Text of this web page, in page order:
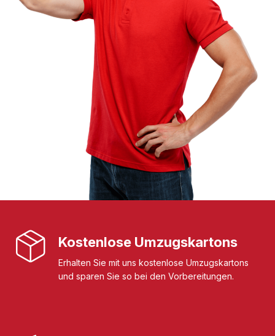
Kostenlose Umzugskartons
Erhalten Sie mit uns kostenlose Umzugskartons
und sparen Sie so bei den Vorbereitungen.